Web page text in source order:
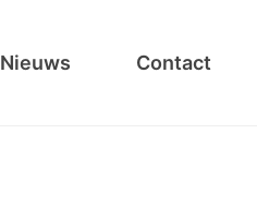
Nieuws Contact